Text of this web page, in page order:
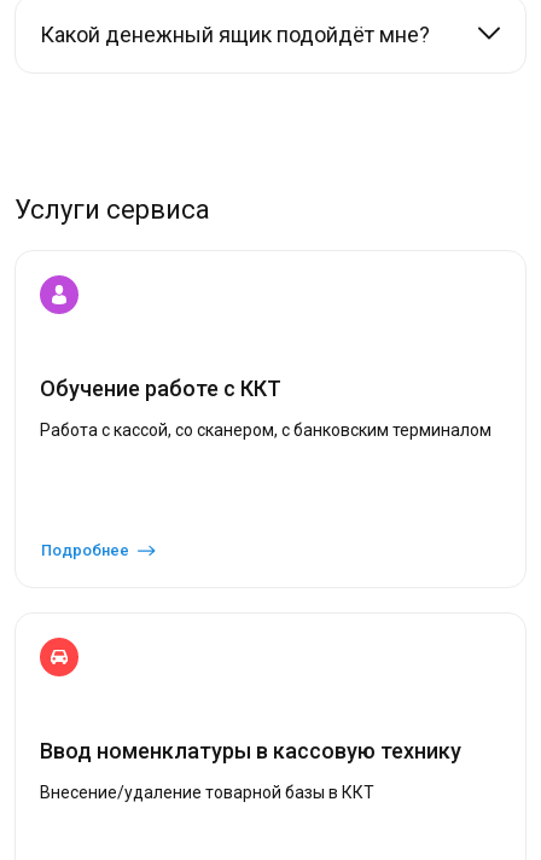
Какой денежный ящик подойдёт мне?
Услуги сервиса
Обучение работе с ККТ
Работа с кассой, со сканером, с банковским терминалом
Подробнее
Ввод номенклатуры в кассовую технику
Внесение/удаление товарной базы в ККТ